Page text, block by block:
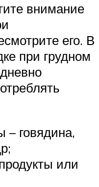
внимание
его. В
при грудном
– говядина,
или